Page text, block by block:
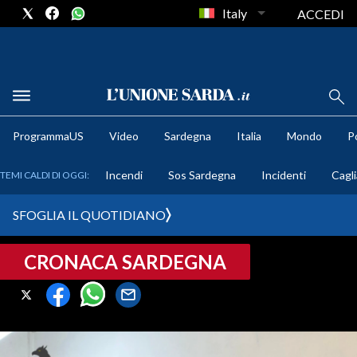
METEO
CRONACA SARDEGNA
CAGLIARI
Italy ACCEDI
ProgrammaUS Video Sardegna Italia Mondo
TEMI CALDI DI OGGI: Incendi Sos Sardegna Incidenti
SFOGLIA IL QUOTIDIANO
CRONACA SARDEGNA